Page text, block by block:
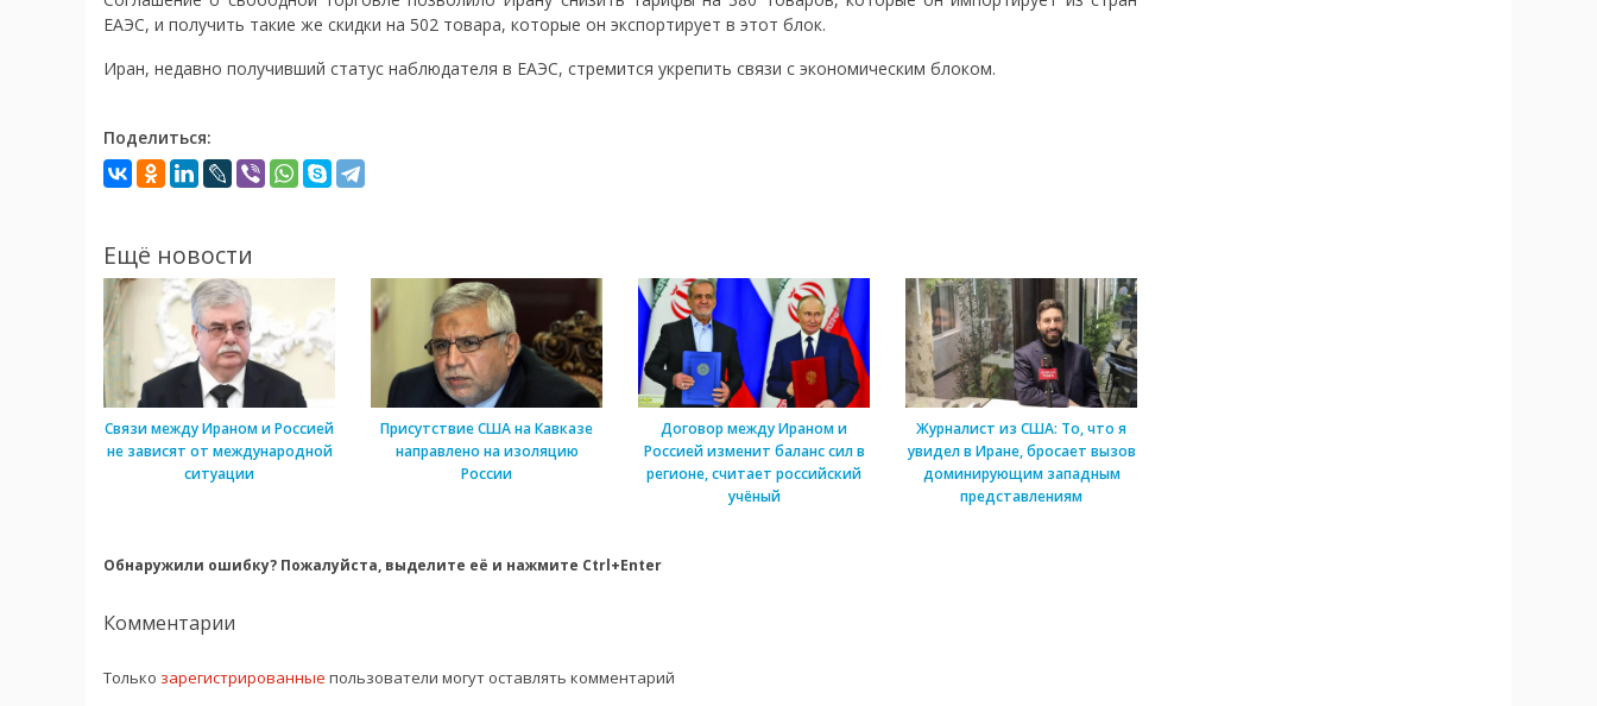
ЕАЭС, и получить такие же скидки на 502 товара, которые он экспортирует в этот блок.
Иран, недавно получивший статус наблюдателя в ЕАЭС, стремится укрепить связи с экономическим блоком.
Поделиться:
Ещё новости
Связи между Ираном и Россией
не зависят от международной
ситуации
Присутствие США на Кавказе
направлено на изоляцию
России
Договор между Ираном и
Россией изменит баланс сил в
регионе, считает российский
учёный
Журналист из США: То, что я
увидел в Иране, бросает вызов
доминирующим западным
представлениям
Обнаружили ошибку? Пожалуйста, выделите её и нажмите Ctrl+Enter
Комментарии
Только зарегистрированные пользователи могут оставлять комментарий